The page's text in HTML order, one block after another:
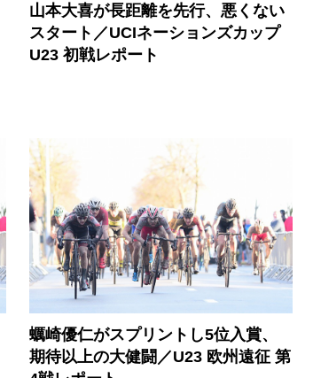
山本大喜が長距離を先行、悪くない
スタート／UCIネーションズカップ
U23 初戦レポート
蠣崎優仁がスプリントし5位入賞、
期待以上の大健闘／U23 欧州遠征 第